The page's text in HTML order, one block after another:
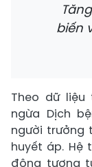
biến
Theo dữ liệu
ngừa Dịch
người trưởng
huyết áp.
động tương